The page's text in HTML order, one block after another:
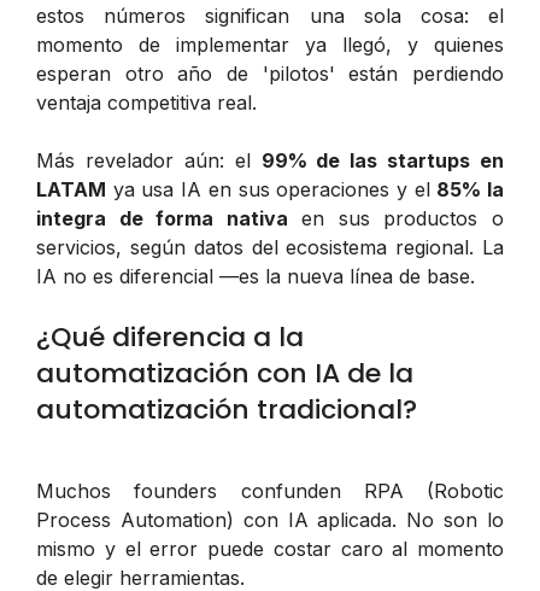
estos números significan una sola cosa: el
momento de implementar ya llegó, y quienes
esperan otro año de 'pilotos' están perdiendo
ventaja competitiva real.
Más revelador aún: el 99% de las startups en
LATAM ya usa IA en sus operaciones y el 85% la
integra de forma nativa en sus productos o
servicios, según datos del ecosistema regional. La
IA no es diferencial —es la nueva línea de base.
¿Qué diferencia a la
automatización con IA de la
automatización tradicional?
Muchos founders confunden RPA (Robotic
Process Automation) con IA aplicada. No son lo
mismo y el error puede costar caro al momento
de elegir herramientas.